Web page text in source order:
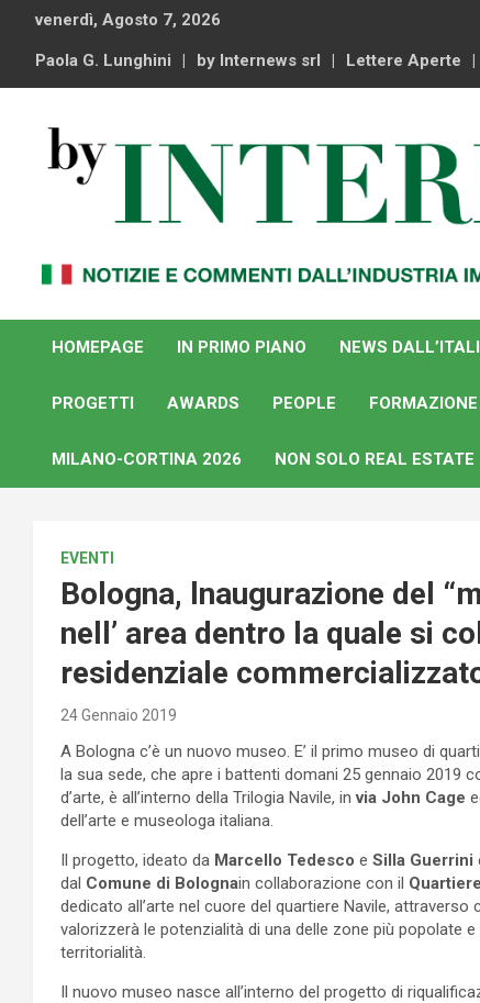
content
venerdì, Agosto 7, 2026
Paola G. Lunghini by Internews srl Lettere Aperte
By Internews
internazionale
HOMEPAGE
IN PRIMO PIANO NEWS
PROGETTI AWARDS PEOPLE FORMAZIONE
MILANO-CORTINA 2026 NON SOLO REAL ESTATE
EVENTI
Bologna, lnaugurazione del
nell’ area dentro la quale si
residenziale
24 Gennaio 2019
A Bologna c’è un nuovo museo. E’ il primo museo di
la sua sede, che apre i battenti domani 25 gennaio 2019
d’arte, è all’interno della Trilogia Navile, invia John Cage
dell’arte e museologa italiana.
Il progetto, ideato da Marcello Tedesco e Silla Guerrini
dal Comune di Bolognain collaborazione con il
dedicato all’arte nel cuore del quartiere Navile,
valorizzerà le potenzialità di una delle zone più popolate
territorialità.
Il nuovo museo nasce all’interno del progetto di